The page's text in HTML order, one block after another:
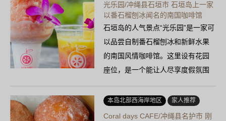
光乐园/冲绳县石垣市 石垣岛上一家
以番石榴刨冰闻名的南国咖啡馆
石垣岛的人气景点“光乐园”是一家可
以品尝自制番石榴刨冰和新鲜水果
的南国风情咖啡馆。这里设有花园
座位，是一个能让人尽享度假氛围
的治愈空间。
本岛北部西海岸地区 家人推荐
Coral days CAFE/冲绳县名护市 刚